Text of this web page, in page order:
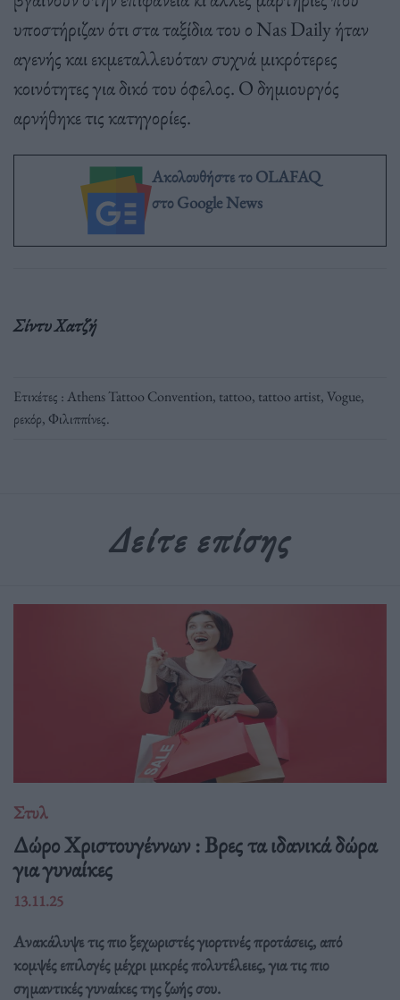
υποστήριζαν ότι στα ταξίδια του ο Nas Daily ήταν
αγενής και εκμεταλλευόταν συχνά μικρότερες
κοινότητες για δικό του όφελος. Ο δημιουργός
αρνήθηκε τις κατηγορίες.
Ακολουθήστε το OLAFAQ
στο Google News
Σίντυ Χατζή
Ετικέτες :Athens Tattoo Convention, tattoo, tattoo artist,Vogue,
ρεκόρ, Φιλιππίνες.
Δείτε επίσης
Στυλ
Δώρο Χριστουγέννων : Βρες τα ιδανικά δώρα
για γυναίκες
13.11.25
Ανακάλυψε τις πιο ξεχωριστές γιορτινές προτάσεις, από
κομψές επιλογές μέχρι μικρές πολυτέλειες, για τις πιο
σημαντικές γυναίκες της ζωής σου.